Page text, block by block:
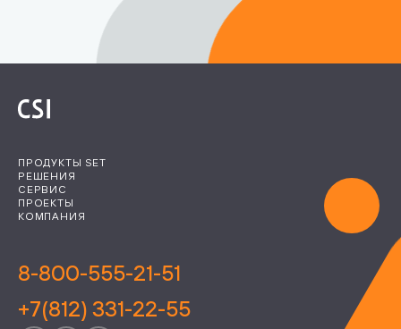
ПРОДУКТЫ SET
РЕШЕНИЯ
СЕРВИС
ПРОЕКТЫ
КОМПАНИЯ
8-800-555-21-51
+7(812) 331-22-55